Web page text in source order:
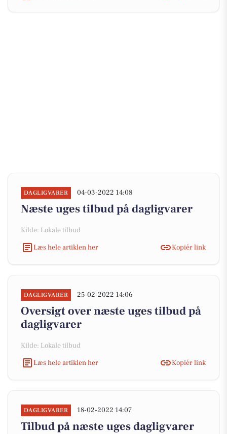
DAGLIGVARER 04-03-2022 14:08
Næste uges tilbud på dagligvarer
Kilde: Lokale tilbud
Læs hele artiklen her
Kopiér link
DAGLIGVARER 25-02-2022 14:06
Oversigt over næste uges tilbud på
dagligvarer
Kilde: Lokale tilbud
Læs hele artiklen her
Kopiér link
DAGLIGVARER 18-02-2022 14:07
Tilbud på næste uges dagligvarer